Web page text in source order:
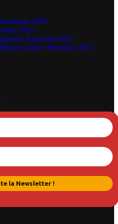
2025
2025
Automate 2025
și Doze Derivație 2025